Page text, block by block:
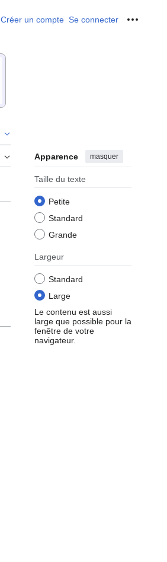
Créer un compte Se connecter Outils
Apparence masquer
Taille du texte
Petite
Standard
Grande
Largeur
Standard
Large
Le contenu est aussi
large que possible pour la
fenêtre de votre
navigateur.